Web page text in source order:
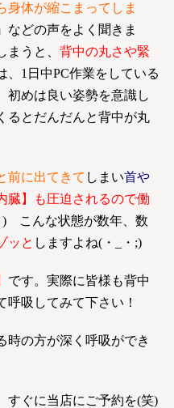
身体が縮こまってしま
などの声をよく聞きま
うと、 背中の丸さや緊
、1日中PC作業をしている
初めは良い姿勢を意識し
るとだんだんと背中が丸
前に出てきて しまい首や
臓】も圧迫されるので働
) こんな状態が数年、数
ッと しますよね(・_・;)
です。実際に皆様も背中
呼吸してみて下さい！
時の方が深く呼吸ができ
すぐに当店にご予約を(笑)